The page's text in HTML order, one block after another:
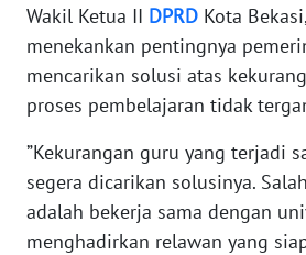
Wakil Ketua II DPRD Kota
menekankan pentingnya
mencarikan solusi atas
proses pembelajaran tidak
”Kekurangan guru yang terjadi
segera dicarikan solusinya.
adalah bekerja sama dengan
menghadirkan relawan yang
WN
KEPRI
WN
WN
PAPUA